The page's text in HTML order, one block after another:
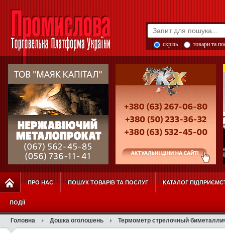
скрізь товари та
ПРО НАС ПОШУК ТОВАРІВ ТА ПОСЛУГ КАТАЛОГ
ПОДІЇ
Головна Дошка оголошень Термометр стрелочный